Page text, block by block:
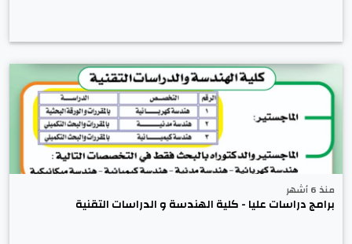
منذ 6 أشهر
برامج دراسات عليا - كلية الهندسة و الدراسات التقنية